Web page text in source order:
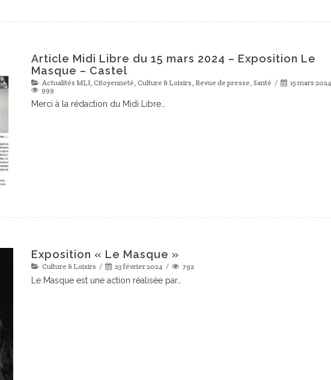
Article Midi Libre du 15 mars 2024 – Exposition Le
Masque – Castel
Actualités MLI Citoyenneté Culture & Loisirs Revue de presse Santé
15 mars 2024
999
Merci à la rédaction du Midi Libre…
Exposition « Le Masque »
Culture & Loisirs 23 février 2024 792
Le Masque est une action réalisée par…